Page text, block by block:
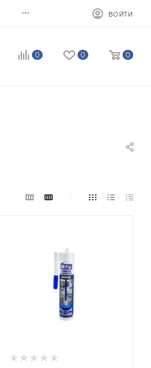
... ВОЙТИ
0 0 0